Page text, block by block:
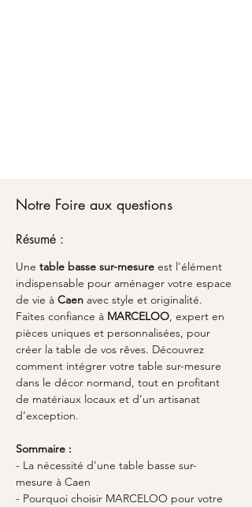
Notre Foire aux questions
Résumé :
Une table basse sur-mesure est l'élément
indispensable pour aménager votre espace
de vie à Caen avec style et originalité.
Faites confiance à MARCELOO, expert en
pièces uniques et personnalisées, pour
créer la table de vos rêves. Découvrez
comment intégrer votre table sur-mesure
dans le décor normand, tout en profitant
de matériaux locaux et d’un artisanat
d’exception.
Sommaire :
- La nécessité d'une table basse sur-
mesure à Caen
- Pourquoi choisir MARCELOO pour votre